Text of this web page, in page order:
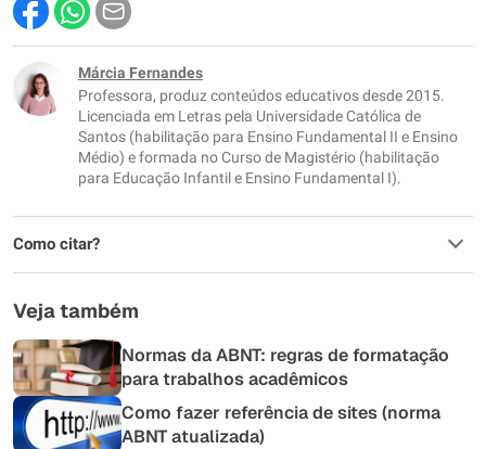
Este conteúdo contém informação incorreta
Este conteúdo não tem a informação que procuro
Outro
Márcia Fernandes
Professora, produz conteúdos educativos desde 2015.
Licenciada em Letras pela Universidade Católica de
Santos (habilitação para Ensino Fundamental II e Ensino
Médio) e formada no Curso de Magistério (habilitação
para Educação Infantil e Ensino Fundamental I).
Como citar?
Veja também
Normas da ABNT: regras de formatação
para trabalhos acadêmicos
Como fazer referência de sites (norma
ABNT atualizada)